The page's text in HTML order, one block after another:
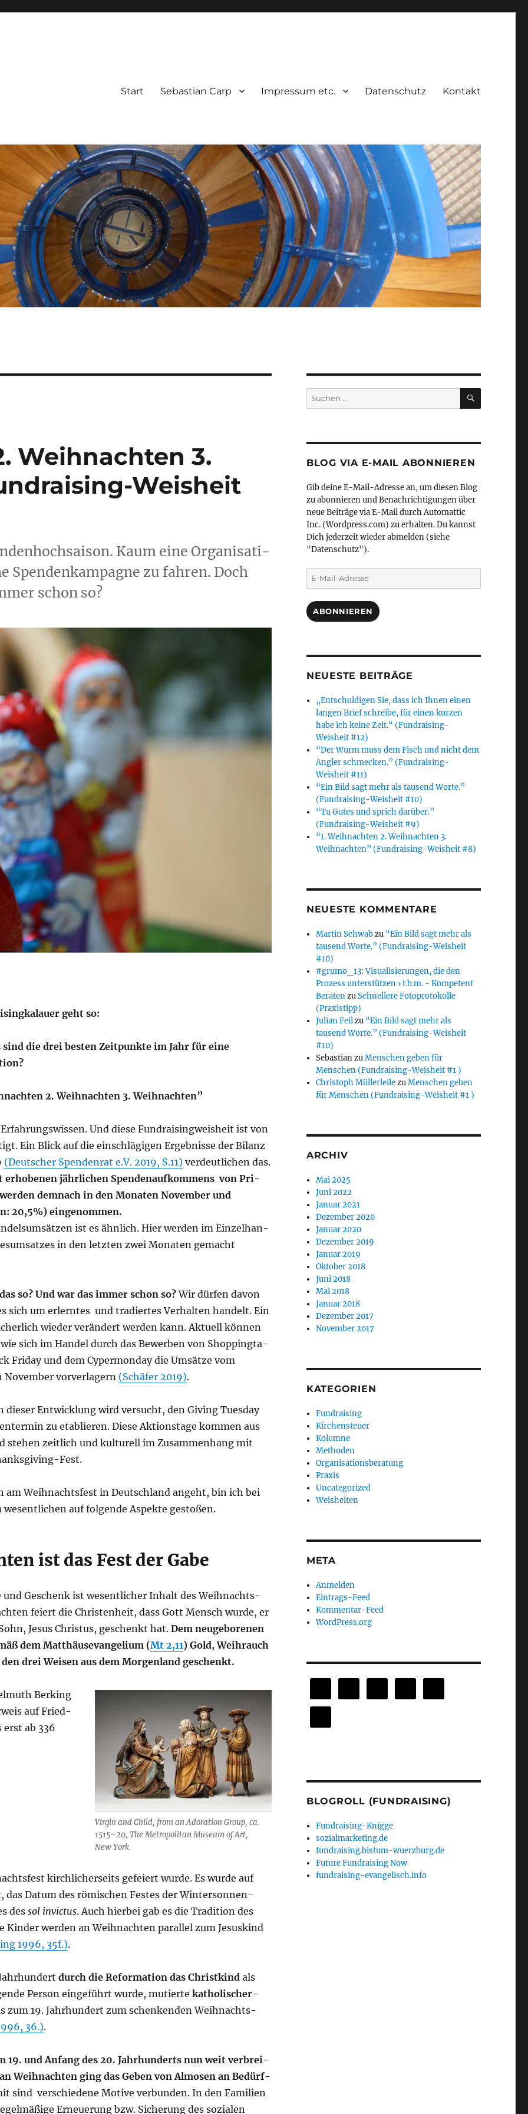
Start Sebastian Carp Impressum etc. Datenschutz Kontakt
Weihnachten 3.
Weisheit
Kaum eine Orga­ni­sa­ti­
Spen­den­kam­pa­gne zu fah­ren. Doch
schon so?
geht so:
sind die drei bes­ten Zeit­punk­te im Jahr für eine
2. Weih­nach­ten 3. Weihnachten”
Und die­se Fund­rai­sin­g­weis­heit ist von
Ein Blick auf die ein­schlä­gi­gen Ergeb­nis­se der Bilanz
(Deut­scher Spen­den­rat e.V. 2019, S.11) ver­deut­li­chen das.
erho­be­nen jähr­li­chen Spen­den­auf­kom­mens von Pri­
dem­nach in den Mona­ten Novem­ber und
20,5%) ein­ge­nom­men.
ist es ähn­lich. Hier wer­den im Ein­zel­han­
in den letz­ten zwei Mona­ten gemacht
so? Und war das immer schon so?Wir dür­fen davon
sich um erlern­tes und tra­dier­tes Ver­hal­ten han­delt. Ein
wie­der ver­än­dert wer­den kann. Aktu­ell kön­nen
sich im Han­del durch das Bewer­ben von Shop­ping­ta­
Fri­day und dem Cyper­mon­day die Umsät­ze vom
Novem­ber vor­ver­la­gern (Schä­fer 2019).
die­ser Ent­wick­lung wird ver­sucht, den Giving Tues­day
zu eta­blie­ren. Die­se Akti­ons­ta­ge kom­men aus
ste­hen zeit­lich und kul­tu­rell im Zusam­men­hang mit
Fest.
am Weih­nachts­fest in Deutsch­land angeht, bin ich bei
wesent­li­chen auf fol­gen­de Aspek­te gestoßen.
ist das Fest der Gabe
und Geschenk ist wesent­li­cher Inhalt des Weih­nachts­
fei­ert die Chris­ten­heit, dass Gott Mensch wur­de, er
Jesus Chris­tus, geschenkt hat. Dem neu­ge­bo­re­nen
dem Mat­thä­us­evan­ge­li­um (Mt 2,11) Gold, Weih­rauch
drei Wei­sen aus dem Mor­gen­land geschenkt.
Vir­gin and Child, from an Ado­ra­ti­on Group, ca.
1515–20, The Metro­po­li­tan Muse­um of Art,
New York
Ber­king
auf Fried­
erst ab 336
kirch­li­cher­seits gefei­ert wur­de. Es wur­de auf
das Datum des römi­schen Fes­tes der Win­ter­son­nen­
des sol invic­tus. Auch hier­bei gab es die Tra­di­ti­on des
Kin­der wer­den an Weih­nach­ten par­al­lel zum Jesus­kind
1996, 35f.).
durch die Refor­ma­ti­on das Christ­kindals
Per­son ein­ge­führt wur­de, mutier­te katho­li­scher­
zum 19. Jahr­hun­dert zum schen­ken­den Weih­nachts­
36.).
19. und Anfang des 20. Jahr­hun­derts nun weit ver­brei­
Weih­nach­ten ging das Geben von Almo­sen an Bedürf­
sind ver­schie­de­ne Moti­ve ver­bun­den. In den Fami­li­en
Erneue­rung bzw. Siche­rung des sozia­len
Suche
nach:
SUCHEN
BLOG VIA E-MAIL ABONNIEREN
Gib deine E-Mail-Adresse an, um diesen Blog
zu abonnieren und Benachrichtigungen über
neue Beiträge via E-Mail durch Automattic
Inc. (Wordpress.com) zu erhalten. Du kannst
Dich jederzeit wieder abmelden (siehe
"Datenschutz").
E-
Mail-
ABONNIEREN
NEUESTE BEITRÄGE
„Entschuldigen Sie, dass ich Ihnen einen
langen Brief schreibe, für einen kurzen
habe ich keine Zeit.“ (Fundraising-
Weisheit #12)
“Der Wurm muss dem Fisch und nicht dem
Angler schmecken.” (Fundraising-
Weisheit #11)
“Ein Bild sagt mehr als tausend Worte.”
(Fundraising-Weisheit #10)
“Tu Gutes und sprich darüber.”
(Fundraising-Weisheit #9)
“1. Weihnachten 2. Weihnachten 3.
Weihnachten” (Fundraising-Weisheit #8)
NEUESTE KOMMENTARE
Martin Schwabzu “Ein Bild sagt mehr als
tausend Worte.” (Fundraising-Weisheit
#10)
#grumo_13: Visualisierungen, die den
Prozess unterstützen › t.b.m. - Kompetent
BeratenzuSchnellere Fotoprotokolle
(Praxistipp)
Julian Feilzu “Ein Bild sagt mehr als
tausend Worte.” (Fundraising-Weisheit
#10)
SebastianzuMenschen geben für
Menschen (Fundraising-Weisheit #1 )
Christoph MüllerleilezuMenschen geben
für Menschen (Fundraising-Weisheit #1 )
ARCHIV
Mai 2025
Juni 2022
Januar 2021
Dezember 2020
Januar 2020
Dezember 2019
Januar 2019
Oktober 2018
Juni 2018
Mai 2018
Januar 2018
Dezember 2017
November 2017
KATEGORIEN
Fundraising
Kirchensteuer
Kolumne
Methoden
Organisationsberatung
Praxis
Uncategorized
Weisheiten
META
Anmelden
Eintrags-Feed
Kommentar-Feed
WordPress.org
BLOGROLL (FUNDRAISING)
Fundraising-Knigge
sozialmarketing.de
fundraising.bistum-wuerzburg.de
Future Fundraising Now
fundraising-evangelisch.info